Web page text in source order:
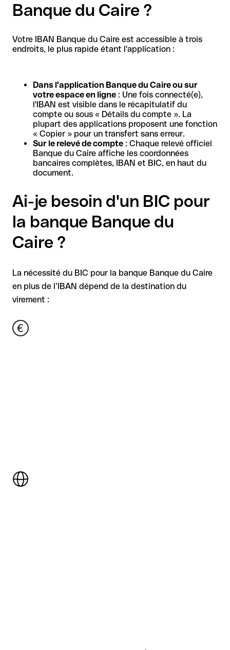
Banque du Caire ?
Votre IBAN Banque du Caire est accessible à trois
endroits, le plus rapide étant l'application :
Dans l'application Banque du Caire ou sur
votre espace en ligne : Une fois connecté(e),
l'IBAN est visible dans le récapitulatif du
compte ou sous « Détails du compte ». La
plupart des applications proposent une fonction
« Copier » pour un transfert sans erreur.
Sur le relevé de compte : Chaque relevé officiel
Banque du Caire affiche les coordonnées
bancaires complètes, IBAN et BIC, en haut du
document.
Ai-je besoin d'un BIC pour
la banque Banque du
Caire ?
La nécessité du BIC pour la banque Banque du Caire
en plus de l’IBAN dépend de la destination du
virement :